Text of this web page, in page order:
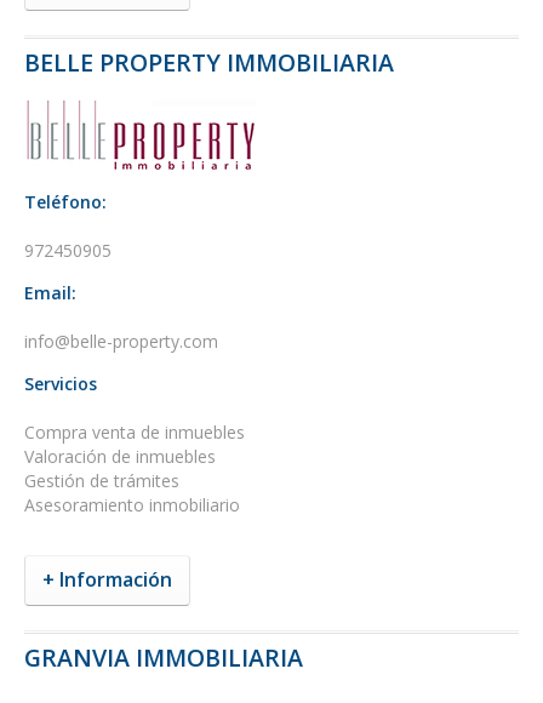
BELLE PROPERTY IMMOBILIARIA
Teléfono:
972450905
Email:
info@belle-property.com
Servicios
Compra venta de inmuebles
Valoración de inmuebles
Gestión de trámites
Asesoramiento inmobiliario
+ Información
GRANVIA IMMOBILIARIA